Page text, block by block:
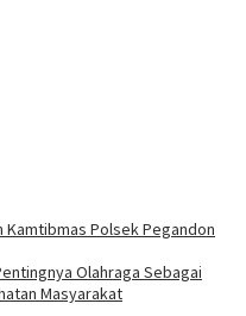
Kamtibmas Polsek Pegandon
Olahraga Sebagai
Masyarakat